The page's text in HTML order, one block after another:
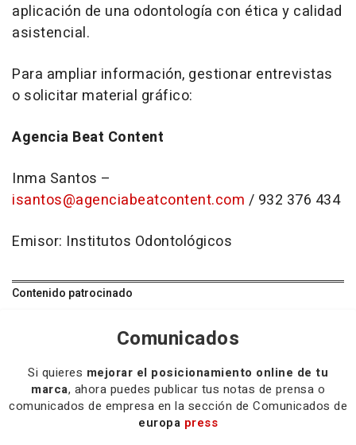
aplicación de una odontología con ética y calidad
asistencial.
Para ampliar información, gestionar entrevistas
o solicitar material gráfico:
Agencia Beat Content
Inma Santos –
isantos@agenciabeatcontent.com / 932 376 434
Emisor: Institutos Odontológicos
Contenido patrocinado
Comunicados
Si quieres mejorar el posicionamiento online de tu
marca, ahora puedes publicar tus notas de prensa o
comunicados de empresa en la sección de Comunicados de
europa press